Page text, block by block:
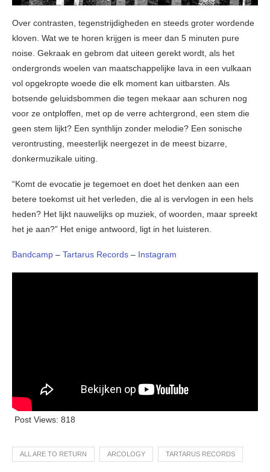
Over contrasten, tegenstrijdigheden en steeds groter wordende
kloven. Wat we te horen krijgen is meer dan 5 minuten pure
noise. Gekraak en gebrom dat uiteen gerekt wordt, als het
ondergronds woelen van maatschappelijke lava in een vulkaan
vol opgekropte woede die elk moment kan uitbarsten. Als
botsende geluidsbommen die tegen mekaar aan schuren nog
voor ze ontploffen, met op de verre achtergrond, een stem die
geen stem lijkt? Een synthlijn zonder melodie? Een sonische
verontrusting, meesterlijk neergezet in de meest bizarre,
donkermuzikale uiting.
“Komt de evocatie je tegemoet en doet het denken aan een
betere toekomst uit het verleden, die al is vervlogen in een hels
heden? Het lijkt nauwelijks op muziek, of woorden, maar spreekt
het je aan?” Het enige antwoord, ligt in het luisteren.
Bandcamp – Tartarus Records – Instagram
Post Views: 818
ALL ARE TO RETURN ARCOLOGY TARTARUS RECORDS